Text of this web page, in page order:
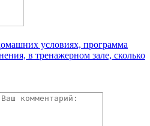
условиях, программа
в тренажерном зале, сколько